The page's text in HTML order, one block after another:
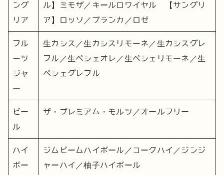
ング
リア
ル】ミモザ／キールロワイヤル 【サングリ
ア】ロッソ／ブランカ／ロゼ
フル
ーツ
ジャ
ー
生カシス／生カシスリモーネ／生カシスグレ
フル／生ペシェオレ／生ペシェリモーネ／生
ペシェグレフル
ビー
ル
ザ・プレミアム・モルツ／オールフリー
ハイ
ボー
ジムビームハイボール／コークハイ／ジンジ
ャーハイ／柚子ハイボール